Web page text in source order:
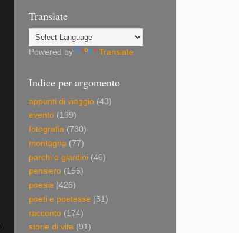
Translate
Powered by Translate
Indice per argomento
appunti di viaggio (43)
evento (199)
fotografia (730)
montagna (77)
parchi e giardini (46)
pensiero (155)
poesia (426)
poeti e poetesse (51)
racconto (174)
storie di vita (91)